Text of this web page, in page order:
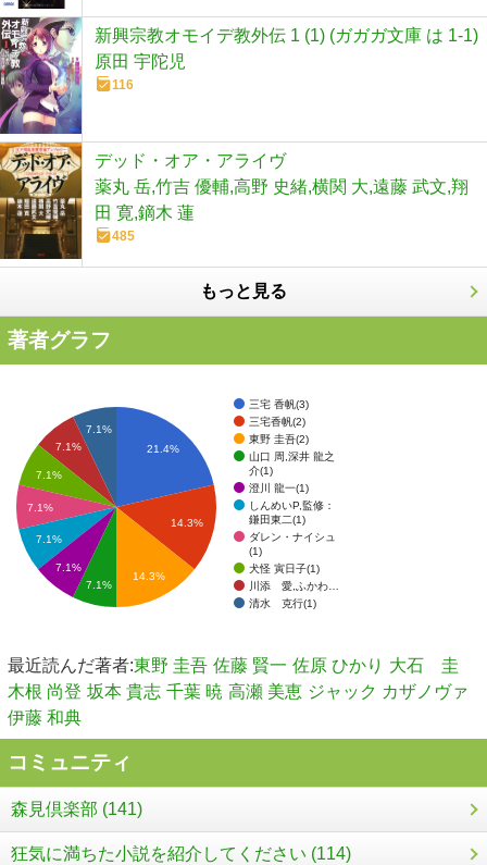
新興宗教オモイデ教外伝 1 (1) (ガガガ文庫 は 1-1)
原田 宇陀児
116
デッド・オア・アライヴ
薬丸 岳,竹吉 優輔,高野 史緒,横関 大,遠藤 武文,翔
田 寛,鏑木 蓮
485
もっと見る
著者グラフ
三宅 香帆(3)
三宅香帆(2)
東野 圭吾(2)
山口 周,深井 龍之
介(1)
澄川 龍一(1)
しんめいP,監修：
鎌田東二(1)
ダレン・ナイシュ
(1)
犬怪 寅日子(1)
川添 愛,ふかわ…
清水 克行(1)
21.4%
14.3%
7.1%
7.1%
7.1%
7.1%
7.1%
7.1%
7.1%
14.3%
最近読んだ著者:東野 圭吾 佐藤 賢一 佐原 ひかり 大石 圭
木根 尚登 坂本 貴志 千葉 暁 高瀬 美恵 ジャック カザノヴァ
伊藤 和典
コミュニティ
森見倶楽部 (141)
狂気に満ちた小説を紹介してください (114)